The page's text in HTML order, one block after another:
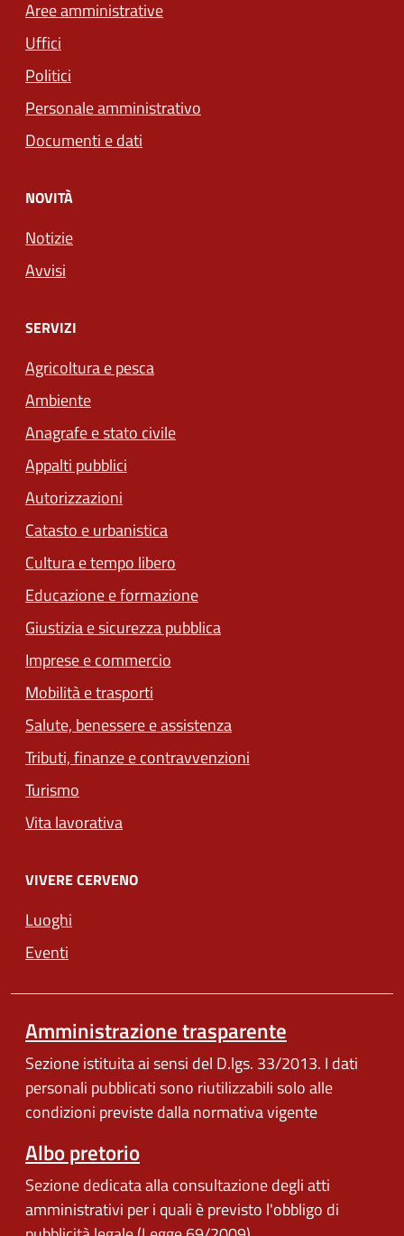
Aree amministrative
Uffici
Politici
Personale amministrativo
Documenti e dati
NOVITÀ
Notizie
Avvisi
SERVIZI
Agricoltura e pesca
Ambiente
Anagrafe e stato civile
Appalti pubblici
Autorizzazioni
Catasto e urbanistica
Cultura e tempo libero
Educazione e formazione
Giustizia e sicurezza pubblica
Imprese e commercio
Mobilità e trasporti
Salute, benessere e assistenza
Tributi, finanze e contravvenzioni
Turismo
Vita lavorativa
VIVERE CERVENO
Luoghi
Eventi
Amministrazione trasparente
Sezione istituita ai sensi del D.lgs. 33/2013. I dati
personali pubblicati sono riutilizzabili solo alle
condizioni previste dalla normativa vigente
Albo pretorio
Sezione dedicata alla consultazione degli atti
amministrativi per i quali è previsto l'obbligo di